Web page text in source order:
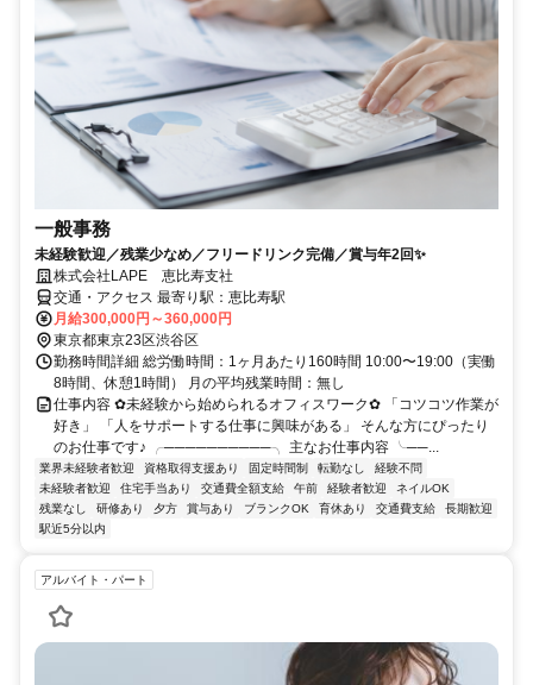
一般事務
未経験歓迎／残業少なめ／フリードリンク完備／賞与年2回✨
株式会社LAPE 恵比寿支社
交通・アクセス 最寄り駅：恵比寿駅
月給300,000円～360,000円
東京都東京23区渋谷区
勤務時間詳細 総労働時間：1ヶ月あたり160時間 10:00〜19:00（実働
8時間、休憩1時間） 月の平均残業時間：無し
仕事内容 ✿未経験から始められるオフィスワーク✿ 「コツコツ作業が
好き」 「人をサポートする仕事に興味がある」 そんな方にぴったり
のお仕事です♪ ╭──────────╮ 主なお仕事内容 ╰──...
業界未経験者歓迎 資格取得支援あり 固定時間制 転勤なし
経験不問
未経験者歓迎
住宅手当あり 交通費全額支給 午前 経験者歓迎
ネイルOK
残業なし
研修あり 夕方 賞与あり ブランクOK 育休あり 交通費支給
長期歓迎
駅近5分以内
アルバイト・パート